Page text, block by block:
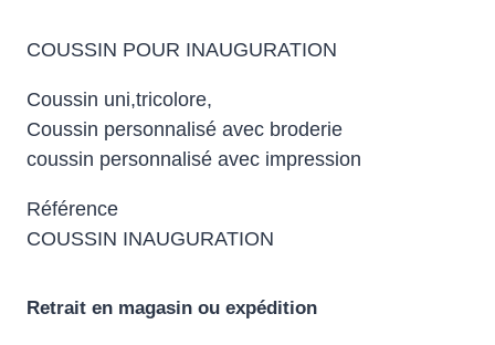
COUSSIN POUR INAUGURATION
Coussin uni,tricolore,
Coussin personnalisé avec broderie
coussin personnalisé avec impression
Référence
COUSSIN INAUGURATION
Retrait en magasin ou expédition